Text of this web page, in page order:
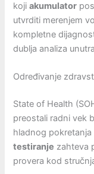
kojiakumulator
utvrditi merenjem
kompletne
dublja analiza
Određivanje
State of Health
preostali radni vek
hladnog
testiranje zahteva
provera kod